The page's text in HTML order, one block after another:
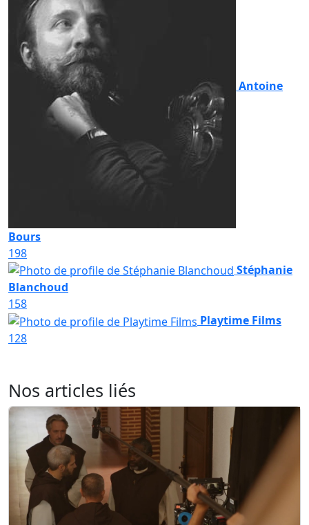
Antoine
Bours
198
Stéphanie
Blanchoud
158
Playtime Films
128
Nos articles liés